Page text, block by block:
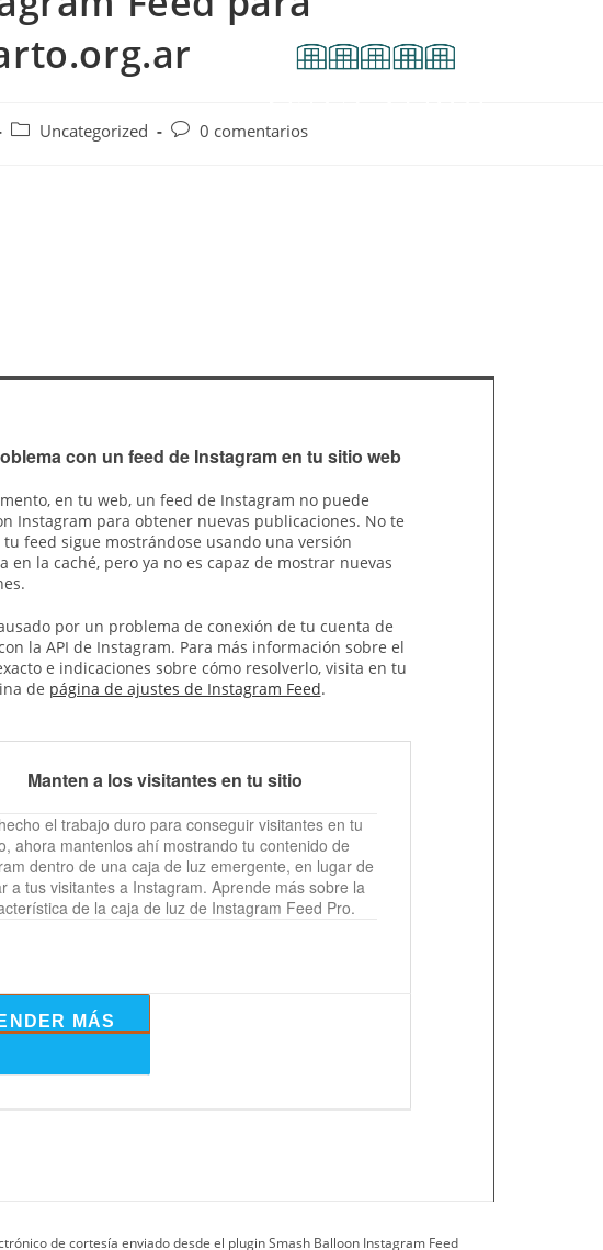
Uncategorized 0 comentarios
con un feed de Instagram en tu sitio web
en tu web, un feed de Instagram no puede
Instagram para obtener nuevas publicaciones. No te
tu feed sigue mostrándose usando una versión
en la caché, pero ya no es capaz de mostrar nuevas
por un problema de conexión de tu cuenta de
la API de Instagram. Para más información sobre el
e indicaciones sobre cómo resolverlo, visita en tu
de página de ajustes de Instagram Feed.
Manten a los visitantes en tu sitio
el trabajo duro para conseguir visitantes en tu
ahora mantenlos ahí mostrando tu contenido de
dentro de una caja de luz emergente, en lugar de
a tus visitantes a Instagram. Aprende más sobre la
de la caja de luz de Instagram Feed Pro.
MÁS
de cortesía enviado desde el plugin Smash Balloon Instagram Feed